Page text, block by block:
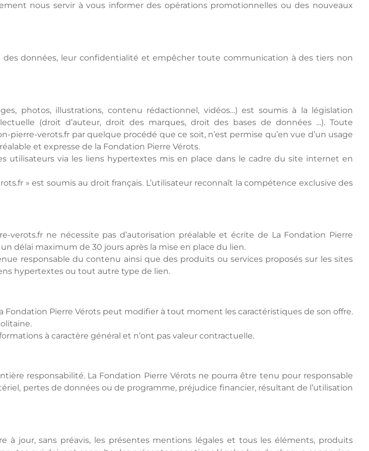
nous servir à vous informer des opérations promotionnelles ou des nouveaux
données, leur confidentialité et empêcher toute communication à des tiers non
photos, illustrations, contenu rédactionnel, vidéos…) est soumis à la législation
(droit d’auteur, droit des marques, droit des bases de données …). Toute
verots.fr par quelque procédé que ce soit, n’est permise qu’en vue d’un usage
et expresse de la Fondation Pierre Vérots.
utilisateurs via les liens hypertextes mis en place dans le cadre du site internet en
» est soumis au droit français. L’utilisateur reconnaît la compétence exclusive des
verots.fr ne nécessite pas d’autorisation préalable et écrite de La Fondation Pierre
délai maximum de 30 jours après la mise en place du lien.
responsable du contenu ainsi que des produits ou services proposés sur les sites
hypertextes ou tout autre type de lien.
Fondation Pierre Vérots peut modifier à tout moment les caractéristiques de son offre.
à caractère général et n’ont pas valeur contractuelle.
responsabilité. La Fondation Pierre Vérots ne pourra être tenu pour responsable
pertes de données ou de programme, préjudice financier, résultant de l’utilisation
jour, sans préavis, les présentes mentions légales et tous les éléments, produits